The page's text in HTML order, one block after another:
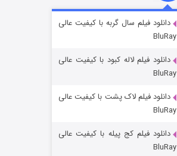
شوگر فصل ۲
قسمت
دانلود فیلم سال گربه با کیفیت عالی
BluRay
دانلود فیلم لاله کبود با کیفیت عالی
BluRay
دانلود فیلم لاک پشت با کیفیت عالی
BluRay
دانلود فیلم کج‌ پیله با کیفیت عالی
BluRay